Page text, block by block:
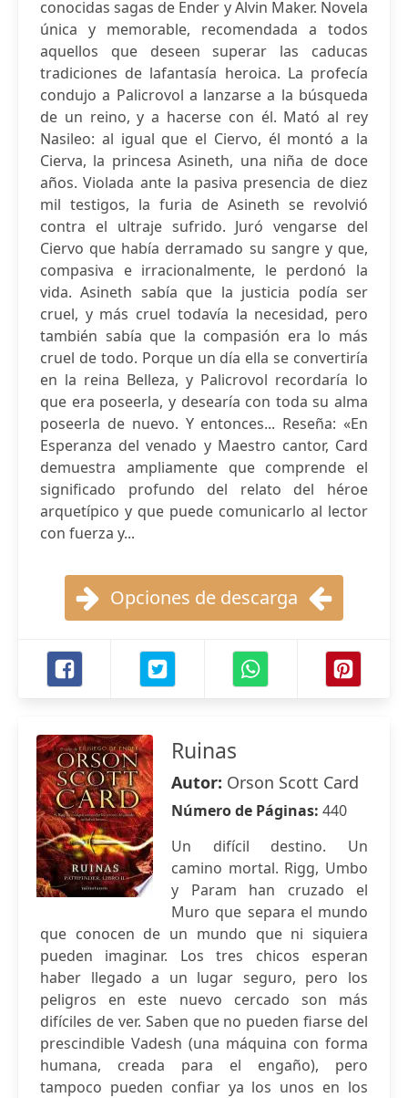
conocidas sagas de Ender y Alvin Maker. Novela
única y memorable, recomendada a todos
aquellos que deseen superar las caducas
tradiciones de lafantasía heroica. La profecía
condujo a Palicrovol a lanzarse a la búsqueda
de un reino, y a hacerse con él. Mató al rey
Nasileo: al igual que el Ciervo, él montó a la
Cierva, la princesa Asineth, una niña de doce
años. Violada ante la pasiva presencia de diez
mil testigos, la furia de Asineth se revolvió
contra el ultraje sufrido. Juró vengarse del
Ciervo que había derramado su sangre y que,
compasiva e irracionalmente, le perdonó la
vida. Asineth sabía que la justicia podía ser
cruel, y más cruel todavía la necesidad, pero
también sabía que la compasión era lo más
cruel de todo. Porque un día ella se convertiría
en la reina Belleza, y Palicrovol recordaría lo
que era poseerla, y desearía con toda su alma
poseerla de nuevo. Y entonces... Reseña: «En
Esperanza del venado y Maestro cantor, Card
demuestra ampliamente que comprende el
significado profundo del relato del héroe
arquetípico y que puede comunicarlo al lector
con fuerza y...
Opciones de descarga
Ruinas
Autor: Orson Scott Card
Número de Páginas: 440
Un difícil destino. Un
camino mortal. Rigg, Umbo
y Param han cruzado el
Muro que separa el mundo
que conocen de un mundo que ni siquiera
pueden imaginar. Los tres chicos esperan
haber llegado a un lugar seguro, pero los
peligros en este nuevo cercado son más
difíciles de ver. Saben que no pueden fiarse del
prescindible Vadesh (una máquina con forma
humana, creada para el engaño), pero
tampoco pueden confiar ya los unos en los